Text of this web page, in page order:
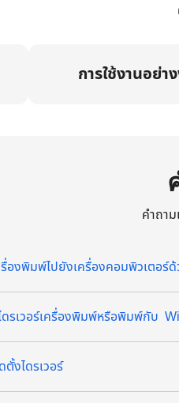
การใช้งานอย่า
คำถา
รื่องพิมพ์ไปยังเครื่องคอมพิวเตอ
ดรเวอร์เครื่องพิมพ์หรือพิมพ์กับ
งไดรเวอร์